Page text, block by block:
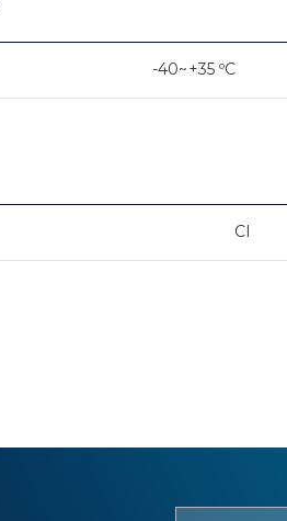
-40~+35 ºC
CI